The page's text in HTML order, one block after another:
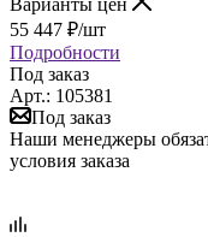
55 447 ₽/шт
Подробности
Под заказ
Арт.: 105381
Под заказ
Наши менеджеры
условия заказа